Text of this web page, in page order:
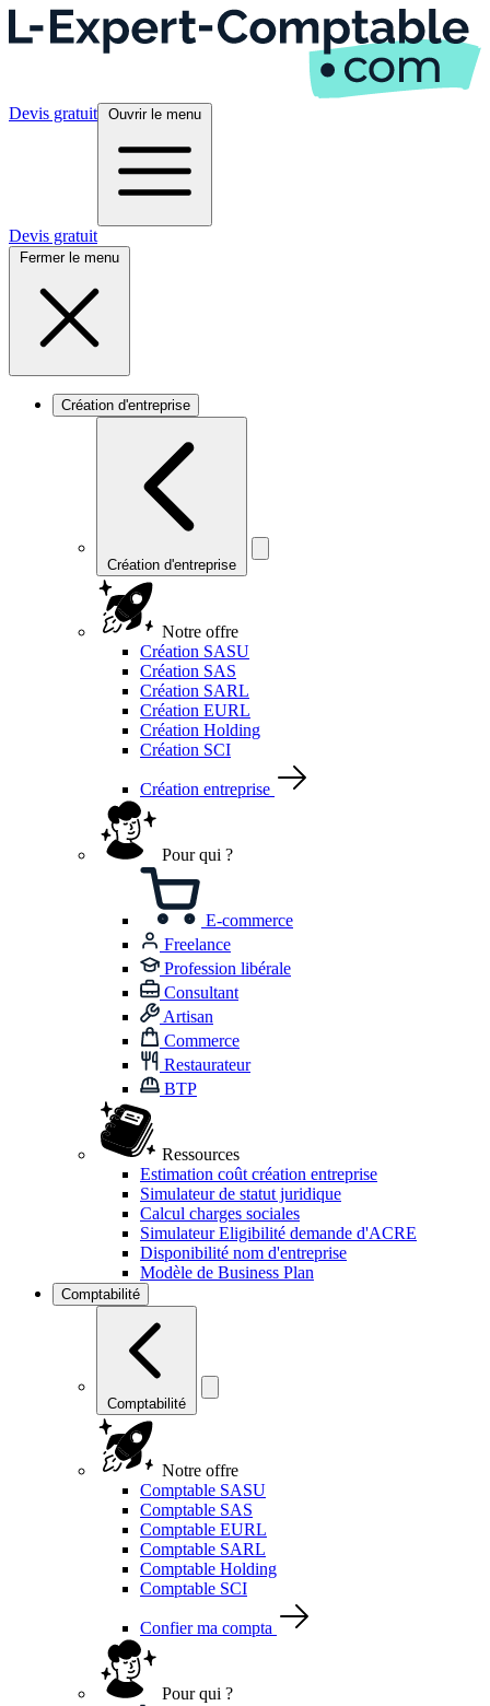
Devis gratuit Ouvrir le menu
Devis gratuit
Fermer le menu
Création d'entreprise
Création d'entreprise
Notre offre
Création SASU
Création SAS
Création SARL
Création EURL
Création Holding
Création SCI
Création entreprise
Pour qui ?
E-commerce
Freelance
Profession libérale
Consultant
Artisan
Commerce
Restaurateur
BTP
Ressources
Estimation coût création entreprise
Simulateur de statut juridique
Calcul charges sociales
Simulateur Eligibilité demande d'ACRE
Disponibilité nom d'entreprise
Modèle de Business Plan
Comptabilité
Comptabilité
Notre offre
Comptable SASU
Comptable SAS
Comptable EURL
Comptable SARL
Comptable Holding
Comptable SCI
Confier ma compta
Pour qui ?